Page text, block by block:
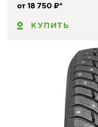
от 18 750 ₽*
КУПИТЬ